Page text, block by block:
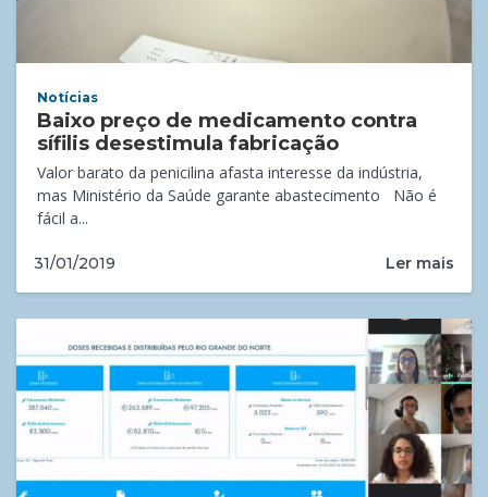
Notícias
Baixo preço de medicamento contra
sífilis desestimula fabricação
Valor barato da penicilina afasta interesse da indústria,
mas Ministério da Saúde garante abastecimento Não é
fácil a...
31/01/2019 Ler mais